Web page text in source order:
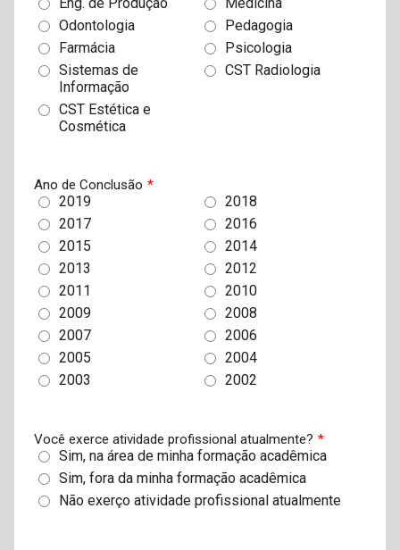
Odontologia
Pedagogia
Farmácia
Psicologia
Sistemas de
Informação
CST Radiologia
CST Estética e
Cosmética
Ano de Conclusão *
2019
2018
2017
2016
2015
2014
2013
2012
2011
2010
2009
2008
2007
2006
2005
2004
2003
2002
Você exerce atividade profissional atualmente? *
Sim, na área de minha formação acadêmica
Sim, fora da minha formação acadêmica
Não exerço atividade profissional atualmente